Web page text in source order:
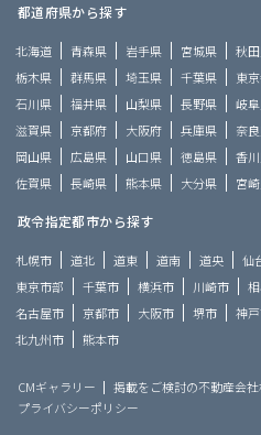
都道府県から探す
北海道 青森県 岩手県 宮城県 秋
栃木県
群馬県 埼玉県 千葉県 東
石川県
福井県 山梨県 長野県 岐
滋賀県
京都府 大阪府 兵庫県 奈
岡山県
広島県 山口県 徳島県 香
佐賀県
長崎県 熊本県 大分県 宮
政令指定都市から探す
札幌市 道北 道東 道南 道央 仙
東京市部
千葉市 横浜市 川崎市
名古屋市
京都市 大阪市 堺市 神
北九州市
熊本市
CMギャラリー 掲載をご検討の不動産会
プライバシーポリシー